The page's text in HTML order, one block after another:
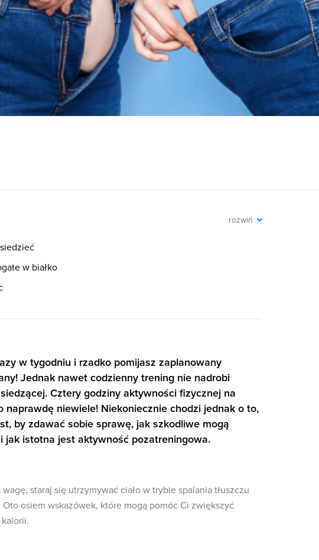
rozwiń
w białko
w tygodniu i rzadko pomijasz zaplanowany
Jednak nawet codzienny trening nie nadrobi
Cztery godziny aktywności fizycznej na
naprawdę niewiele! Niekoniecznie chodzi jednak o to,
by zdawać sobie sprawę, jak szkodliwe mogą
jak istotna jest aktywność pozatreningowa.
staraj się utrzymywać ciało w trybie spalania tłuszczu
osiem wskazówek, które mogą pomóc Ci zwiększyć